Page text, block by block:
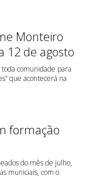
Monteiro
12 de agosto
toda comunidade para
que acontecerá na
formação
do mês de julho,
municiais, com o